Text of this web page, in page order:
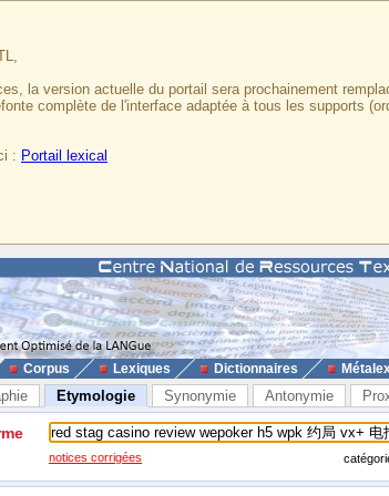
la version actuelle du portail sera prochainement
complète de l'interface adaptée à tous les supports
: Portail lexical
Corpus Lexiques Dictionnaires
Etymologie Synonymie Antonymie
notices corrigées